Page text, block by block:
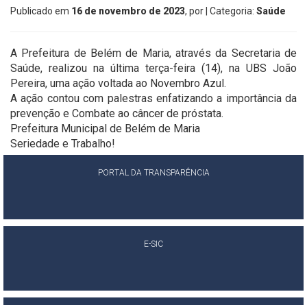
Publicado em 16 de novembro de 2023, por | Categoria: Saúde
A Prefeitura de Belém de Maria, através da Secretaria de
Saúde, realizou na última terça-feira (14), na UBS João
Pereira, uma ação voltada ao Novembro Azul.
A ação contou com palestras enfatizando a importância da
prevenção e Combate ao câncer de próstata.
Prefeitura Municipal de Belém de Maria
Seriedade e Trabalho!
PORTAL DA TRANSPARÊNCIA
E-SIC